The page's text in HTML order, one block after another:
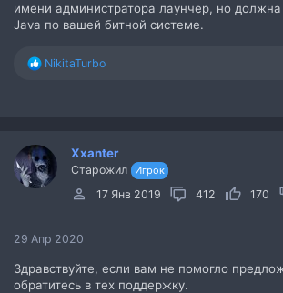
имени администратора лаунчер, но должна
Java по вашей битной системе.
Р
и
:
NikitaTurbo
Xxanter
Старожил Игрок
17 Янв 2019 412 170
29 Апр 2020
Здравствуйте, если вам не помогло
обратитесь в тех поддержку.